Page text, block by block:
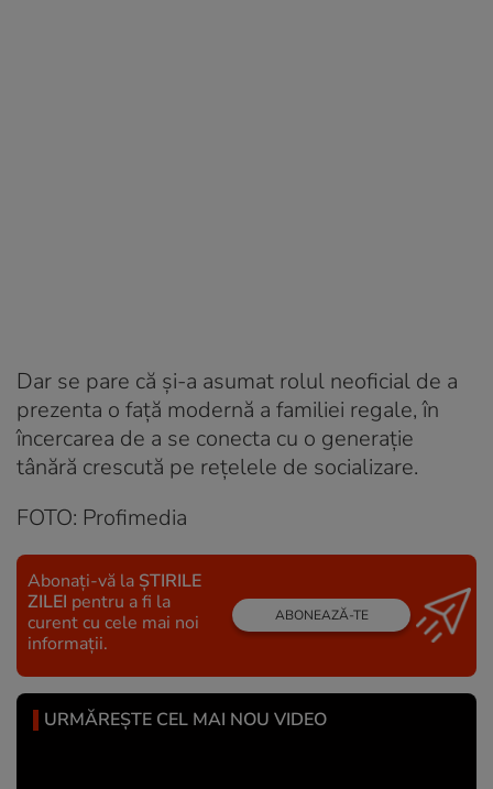
Dar se pare că şi-a asumat rolul neoficial de a
prezenta o faţă modernă a familiei regale, în
încercarea de a se conecta cu o generaţie
tânără crescută pe reţelele de socializare.
FOTO: Profimedia
Abonați-vă la ȘTIRILE
ZILEI pentru a fi la
curent cu cele mai noi
informații.
ABONEAZĂ-TE
URMĂREȘTE CEL MAI NOU VIDEO